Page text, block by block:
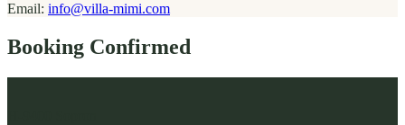
Email: info@villa-mimi.com
Booking Confirmed